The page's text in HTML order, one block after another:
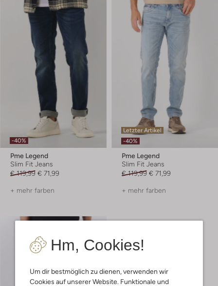
Hm, Cookies!
Um dir bestmöglich zu dienen, verwenden wir
Cookies auf unserer Website. Funktionale und
-40%
Pme Legend
Slim Fit Jeans
€ 119,99 € 71,99
+ mehr farben
Letzter Artikel
-40%
Pme Legend
Slim Fit Jeans
€ 119,99 € 71,99
+ mehr farben